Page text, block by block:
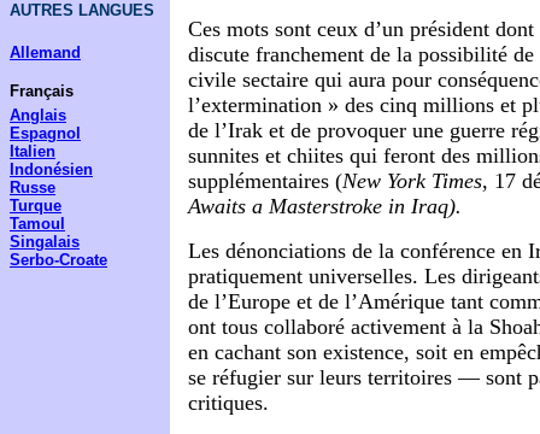
AUTRES LANGUES
Allemand
Français
Anglais
Espagnol
Italien
Indonésien
Russe
Turque
Tamoul
Singalais
Serbo-Croate
Ces mots sont ceux d’un président
discute franchement de la possibilité
civile sectaire qui aura pour
l’extermination » des cinq millions et
de l’Irak et de provoquer une guerre
sunnites et chiites qui feront des
supplémentaires (New York Times, 17
Awaits a Masterstroke in Iraq).
Les dénonciations de la conférence en
pratiquement universelles. Les
de l’Europe et de l’Amérique tant
ont tous collaboré activement à la
en cachant son existence, soit en
se réfugier sur leurs territoires — sont
critiques.